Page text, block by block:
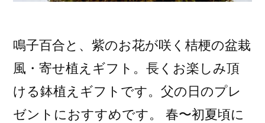
鳴子百合と、紫のお花が咲く桔梗の盆栽
風・寄せ植えギフト。長くお楽しみ頂
ける鉢植えギフトです。父の日のプレ
ゼントにおすすめです。 春〜初夏頃に